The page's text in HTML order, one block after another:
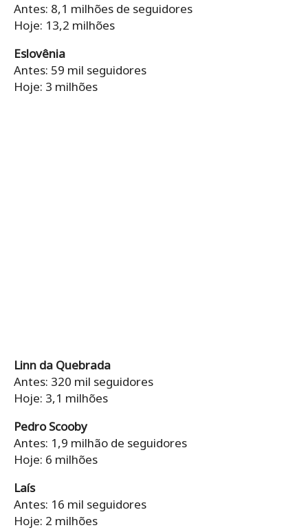
Antes: 8,1 milhões de seguidores
Hoje: 13,2 milhões
Eslovênia
Antes: 59 mil seguidores
Hoje: 3 milhões
Linn da Quebrada
Antes: 320 mil seguidores
Hoje: 3,1 milhões
Pedro Scooby
Antes: 1,9 milhão de seguidores
Hoje: 6 milhões
Laís
Antes: 16 mil seguidores
Hoje: 2 milhões